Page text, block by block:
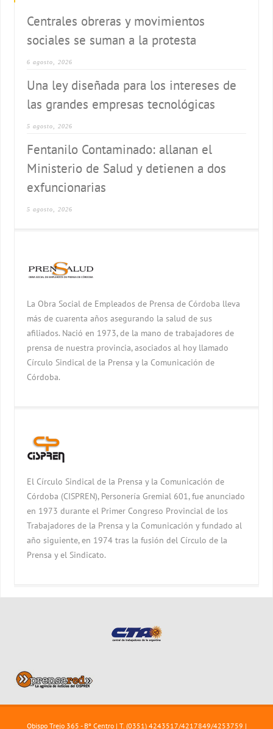
Centrales obreras y movimientos
sociales se suman a la protesta
6 agosto, 2026
Una ley diseñada para los intereses de
las grandes empresas tecnológicas
5 agosto, 2026
Fentanilo Contaminado: allanan el
Ministerio de Salud y detienen a dos
exfuncionarias
5 agosto, 2026
La Obra Social de Empleados de Prensa de Córdoba lleva
más de cuarenta años asegurando la salud de sus
afiliados. Nació en 1973, de la mano de trabajadores de
prensa de nuestra provincia, asociados al hoy llamado
Círculo Sindical de la Prensa y la Comunicación de
Córdoba.
El Círculo Sindical de la Prensa y la Comunicación de
Córdoba (CISPREN), Personería Gremial 601, fue anunciado
en 1973 durante el Primer Congreso Provincial de los
Trabajadores de la Prensa y la Comunicación y fundado al
año siguiente, en 1974 tras la fusión del Círculo de la
Prensa y el Sindicato.
Obispo Trejo 365 - Bº Centro | T. (0351) 4243517/4217849/4253759 |